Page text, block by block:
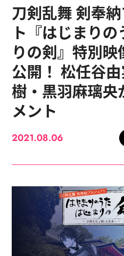
刀剣乱舞 剣奉
ト『はじまり
りの剣』特別
公開！ 松任谷
樹・黒羽麻璃央
メント
2021.08.06